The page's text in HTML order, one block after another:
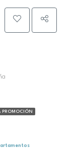
PROMOCIÓN